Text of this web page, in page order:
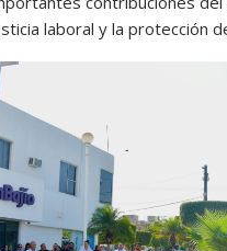
laboral y la protección